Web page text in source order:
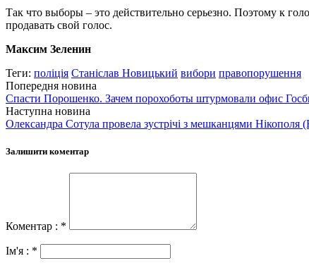
Так что выборы – это действительно серьезно. Поэтому к
продавать свой голос.
Максим Зеленин
Теги: поліція Станіслав Новицький вибори правопорушення
Попередня новина
Спасти Порошенко. Зачем порохоботы штурмовали офис
Наступна новина
Олександра Сотула провела зустрічі з мешканцями Нікополя
Залишити коментар
Коментар : *
Ім'я : *